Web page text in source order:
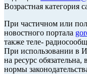
Возрастная категория
При частичном или
новостного портала
также теле-
При использовании в
на ресурс
нормы